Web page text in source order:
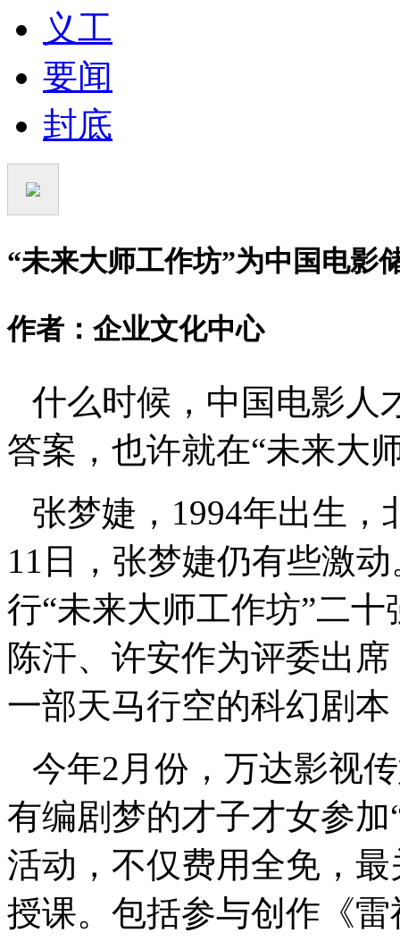
义工
要闻
封底
“未来大师工作坊”为中国电影
作者：企业文化中心
什么时候，中国电影人
答案，也许就在“未来大
张梦婕，1994年出生
11日，张梦婕仍有些激
行“未来大师工作坊”二十
陈汗、许安作为评委出
一部天马行空的科幻剧
今年2月份，万达影视
有编剧梦的才子才女参加
活动，不仅费用全免，
授课。包括参与创作《